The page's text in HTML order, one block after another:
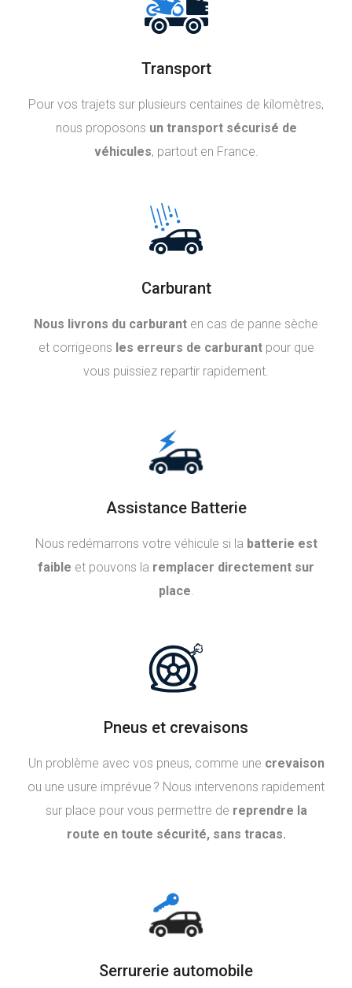
Transport
Pour vos trajets sur plusieurs centaines de kilomètres,
nous proposons un transport sécurisé de
véhicules, partout en France.
Carburant
Nous livrons du carburant en cas de panne sèche
et corrigeons les erreurs de carburantpour que
vous puissiez repartir rapidement.
Assistance Batterie
Nous redémarrons votre véhicule si la batterie est
faible et pouvons la remplacer directement sur
place
Pneus et crevaisons
Un problème avec vos pneus, comme une crevaison
ou une usure imprévue ? Nous intervenons rapidement
sur place pour vous permettre de reprendre la
route en toute sécurité, sans tracas.
Serrurerie automobile